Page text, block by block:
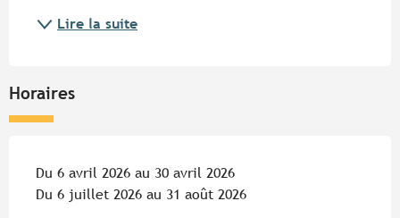
Lire la suite
Horaires
Du 6 avril 2026 au 30 avril 2026
Du 6 juillet 2026 au 31 août 2026